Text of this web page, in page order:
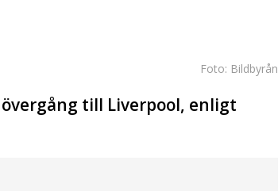
Foto: Bildbyrån
till Liverpool, enligt